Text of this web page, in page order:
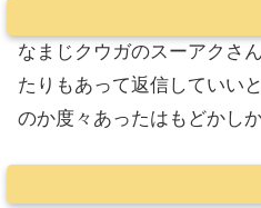
なまじクウガのスーアクさ
たりもあって返信していい
のか度々あったはもどかし